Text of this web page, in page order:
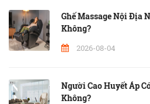
Ghế Massage Nội Địa
Không?
2026-08-04
Người Cao Huyết Áp
Không?